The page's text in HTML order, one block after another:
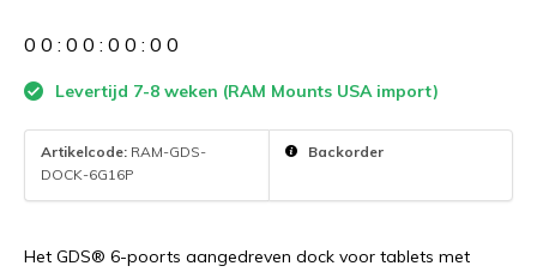
0 0 : 0 0 : 0 0 : 0 0
Levertijd 7-8 weken (RAM Mounts USA import)
Artikelcode: RAM-GDS-
DOCK-6G16P
Backorder
Het GDS® 6-poorts aangedreven dock voor tablets met